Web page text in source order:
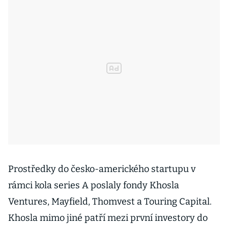
Prostředky do česko-amerického startupu v
rámci kola series A poslaly fondy Khosla
Ventures, Mayfield, Thomvest a Touring Capital.
Khosla mimo jiné patří mezi první investory do